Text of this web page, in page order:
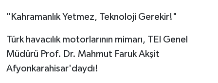
"Kahramanlık Yetmez, Teknoloji Gerekir!"
Türk havacılık motorlarının mimarı, TEI Genel
Müdürü Prof. Dr. Mahmut Faruk Akşit
Afyonkarahisar'daydı!